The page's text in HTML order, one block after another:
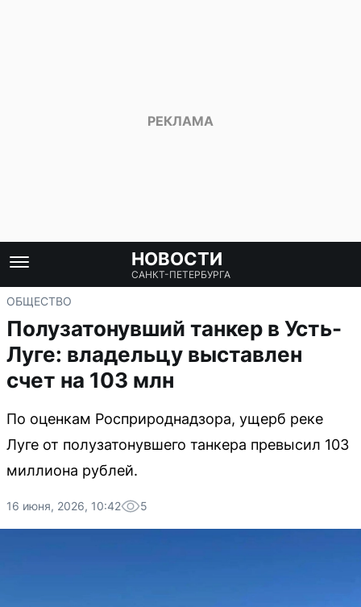
НОВОСТИ
САНКТ-ПЕТЕРБУРГА
ОБЩЕСТВО
Полузатонувший танкер в Усть-
Луге: владельцу выставлен
счет на 103 млн
По оценкам Росприроднадзора, ущерб реке
Луге от полузатонувшего танкера превысил 103
миллиона рублей.
16 июня, 2026, 10:42 5